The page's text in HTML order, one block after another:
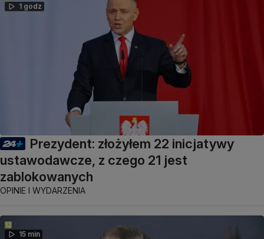
1 godz
Prezydent: złożyłem 22 inicjatywy
ustawodawcze, z czego 21 jest
zablokowanych
OPINIE I WYDARZENIA
15 min